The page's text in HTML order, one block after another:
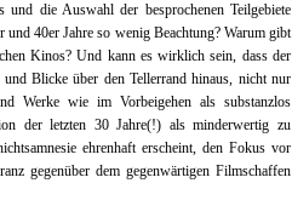
die Auswahl der besprochenen Teilgebiete
40er Jahre so wenig Beachtung? Warum gibt
Kinos? Und kann es wirklich sein, dass der
Blicke über den Tellerrand hinaus, nicht nur
Werke wie im Vorbeigehen als substanzlos
der letzten 30 Jahre(!) als minderwertig zu
ehrenhaft erscheint, den Fokus vor
gegenüber dem gegenwärtigen Filmschaffen